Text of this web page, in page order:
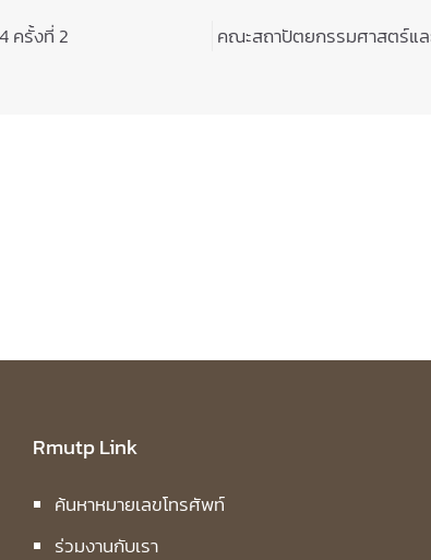
ครั้งที่ 2
คณะสถาปัตยกรรมศาสตร์แ
Rmutp Link
ค้นหาหมายเลขโทรศัพท์
ร่วมงานกับเรา